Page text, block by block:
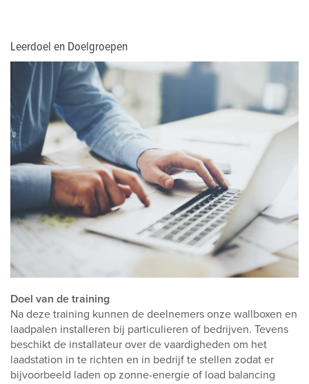
Leerdoel en Doelgroepen
Doel van de training
Na deze training kunnen de deelnemers onze wallboxen en
laadpalen installeren bij particulieren of bedrijven. Tevens
beschikt de installateur over de vaardigheden om het
laadstation in te richten en in bedrijf te stellen zodat er
bijvoorbeeld laden op zonne-energie of load balancing